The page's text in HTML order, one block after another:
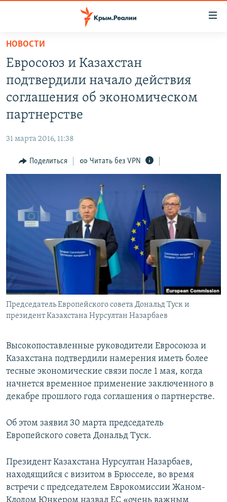
Вернуться
основному
содержанию
главной
Вернутся
поиску
СПЕЦПРОЕКТЫ
ИНТЕРАКТИВ
ИНФОГРАФИКА
ТЕЛЕПРОЕКТ КРЫМ.РЕАЛИИ
СОВЕТЫ ПРАВОЗАЩИТНИКОВ
ПРОПАВШИЕ БЕЗ ВЕСТИ
ПОБЕДИТЕЛЕЙ НЕ СУДЯТ?
КРЫМ.НЕПОКОРЕННЫЙ
ELIFBE
УКРАИНСКАЯ ПРОБЛЕМА КРЫМА
РАДІО СВОБОДА
КАК ОБОЙТИ БЛОКИРОВКУ
Qırımtatar
ПРИСОЕДИНЯЙТЕСЬ!
Все сайты RFE/RL
НОВОСТИ
Евросоюз и Казахстан
подтвердили начало действия
соглашения об экономическом
партнерстве
31 марта 2016, 11:38
Поделиться Читать без VPN
Председатель Европейского совета Дональд Туск и
президент Казахстана Нурсултан Назарбаев
Высокопоставленные руководители Евросоюза и
Казахстана подтвердили намерения иметь более
тесные экономические связи после 1 мая, когда
начнется временное применение заключенного в
декабре прошлого года соглашения о партнерстве.
Об этом заявил 30 марта председатель
Европейского совета Дональд Туск.
Президент Казахстана Нурсултан Назарбаев,
находящийся с визитом в Брюсселе, во время
встречи с председателем Еврокомиссии Жаном-